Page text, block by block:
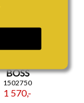
BOSS
1502750
1 570,-